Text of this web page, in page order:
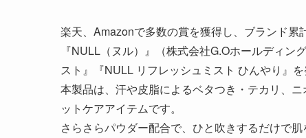
楽天、Amazonで多数の賞を獲得し、ブランド
『NULL（ヌル）』（株式会社G.Oホールディ
スト』『NULL リフレッシュミスト ひんやり』を
本製品は、汗や皮脂によるベタつき・テカリ、
ットケアアイテムです。
さらさらパウダー配合で、ひと吹きするだけで